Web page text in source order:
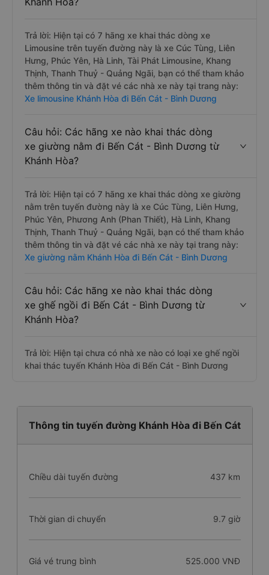
Trả lời: Hiện tại có 7 hãng xe khai thác dòng xe
Limousine trên tuyến đường này là xe Cúc Tùng, Liên
Hưng, Phúc Yên, Hà Linh, Tài Phát Limousine, Khang
Thịnh, Thanh Thuỷ - Quảng Ngãi, bạn có thể tham khảo
thêm thông tin và đặt vé các nhà xe này tại trang này:
Xe limousine Khánh Hòa đi Bến Cát - Bình Dương
Câu hỏi: Các hãng xe nào khai thác dòng
xe giường nằm đi Bến Cát - Bình Dương từ
Khánh Hòa?
Trả lời: Hiện tại có 7 hãng xe khai thác dòng xe giường
nằm trên tuyến đường này là xe Cúc Tùng, Liên Hưng,
Phúc Yên, Phương Anh (Phan Thiết), Hà Linh, Khang
Thịnh, Thanh Thuỷ - Quảng Ngãi, bạn có thể tham khảo
thêm thông tin và đặt vé các nhà xe này tại trang này:
Xe giường nằm Khánh Hòa đi Bến Cát - Bình Dương
Câu hỏi: Các hãng xe nào khai thác dòng
xe ghế ngồi đi Bến Cát - Bình Dương từ
Khánh Hòa?
Trả lời: Hiện tại chưa có nhà xe nào có loại xe ghế ngồi
khai thác tuyến Khánh Hòa đi Bến Cát - Bình Dương
Thông tin tuyến đường Khánh Hòa đi Bến Cát
Chiều dài tuyến đường 437 km
Thời gian di chuyển 9.7 giờ
Giá vé trung bình 525.000 VNĐ